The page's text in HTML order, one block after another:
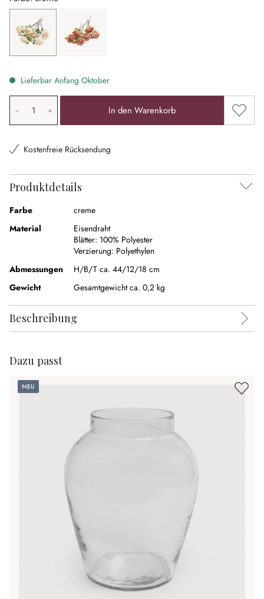
creme orange
Lieferbar Anfang Oktober
Produkt Anzahl: Gib den gewünschten Wert ein oder
In den Warenkorb Zum
Kostenfreie Rücksendung
Produktdetails
Farbe
creme
Material
Eisendraht
Blätter: 100% Polyester
Verzierung: Polyethylen
Abmessungen
H/B/T ca. 44/12/18 cm
Gewicht
Gesamtgewicht ca. 0,2 kg
Beschreibung
Dazu passt
Neu